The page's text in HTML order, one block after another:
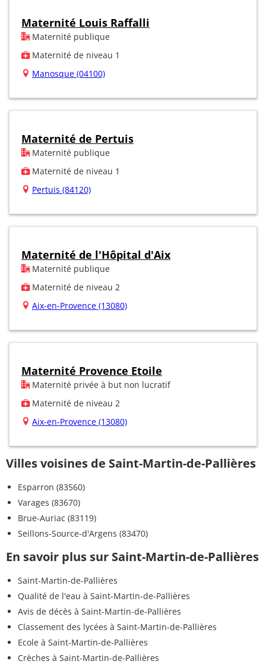
Maternité Louis Raffalli
Maternité publique
Maternité de niveau 1
Manosque (04100)
Maternité de Pertuis
Maternité publique
Maternité de niveau 1
Pertuis (84120)
Maternité de l'Hôpital d'Aix
Maternité publique
Maternité de niveau 2
Aix-en-Provence (13080)
Maternité Provence Etoile
Maternité privée à but non lucratif
Maternité de niveau 2
Aix-en-Provence (13080)
Villes voisines de Saint-Martin-de-Pallières
Esparron (83560)
Varages (83670)
Brue-Auriac (83119)
Seillons-Source-d'Argens (83470)
En savoir plus sur Saint-Martin-de-Pallières
Saint-Martin-de-Pallières
Qualité de l'eau à Saint-Martin-de-Pallières
Avis de décès à Saint-Martin-de-Pallières
Classement des lycées à Saint-Martin-de-Pallières
Ecole à Saint-Martin-de-Pallières
Crèches à Saint-Martin-de-Pallières